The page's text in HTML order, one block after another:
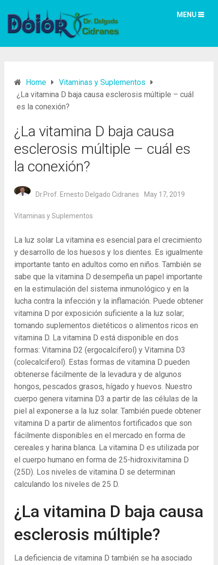
MENU
Home
Vitaminas y Suplementos
¿La vitamina D baja causa esclerosis múltiple – cuál
es la conexión?
¿La vitamina D baja causa
esclerosis múltiple – cuál es
la conexión?
Dr.Prof. Ernesto Delgado Cidranes May 17, 2019
Vitaminas y Suplementos
La luz solar La vitamina es esencial para el crecimiento
y desarrollo de los huesos y los dientes. Es igualmente
importante tanto en adultos como en niños. También se
sabe que la vitamina D desempeña un papel importante
en la estimulación del sistema inmunológico y en la
lucha contra la infección y la inflamación. Puede obtener
vitamina D por exposición suficiente a la luz solar;
tomando suplementos dietéticos o alimentos ricos en
vitamina D. La vitamina D está disponible en dos
formas: Vitamina D2 (ergocalciferol) y Vitamina D3
(colecalciferol). Estas formas de vitamina D pueden
obtenerse fácilmente de la levadura y de algunos
hongos, pescados grasos, hígado y huevos. Nuestro
cuerpo genera vitamina D3 a partir de las células de la
piel al exponerse a la luz solar. También puede obtener
vitamina D a partir de alimentos fortificados que son
fácilmente disponibles en el mercado en forma de
cereales y harina blanca. La vitamina D es utilizada por
el cuerpo humano en forma de 25-hidroxivitamina D
(25D). Los niveles de vitamina D se determinan
calculando los niveles de 25 D.
¿La vitamina D baja causa
esclerosis múltiple?
La deficiencia de vitamina D también se ha asociado